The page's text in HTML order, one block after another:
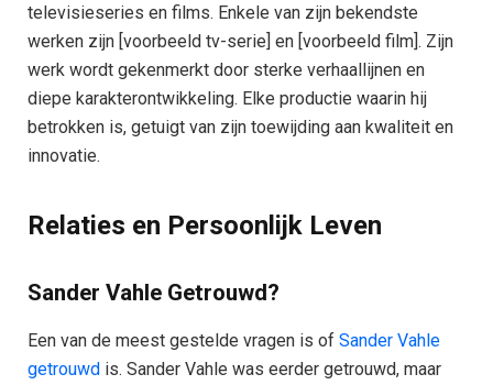
televisieseries en films. Enkele van zijn bekendste
werken zijn [voorbeeld tv-serie] en [voorbeeld film]. Zijn
werk wordt gekenmerkt door sterke verhaallijnen en
diepe karakterontwikkeling. Elke productie waarin hij
betrokken is, getuigt van zijn toewijding aan kwaliteit en
innovatie.
Relaties en Persoonlijk Leven
Sander Vahle Getrouwd?
Een van de meest gestelde vragen is of Sander Vahle
getrouwd is. Sander Vahle was eerder getrouwd, maar